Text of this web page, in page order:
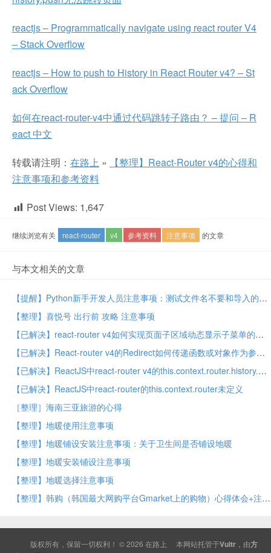
reactjs – Programmatically navigate using react router V4
– Stack Overflow
reactjs – How to push to History in React Router v4? – St
ack Overflow
如何在react-router-v4中通过代码跳转子路由？ – 提问 – R
eact 中文
转载请注明： 在路上 »
【整理】React-Router v4的心得和
注意事项和参考资料
Post Views: 1,647
继续浏览有关 react-router v4 参考资料 注意事项 的文章
与本文相关的文章
【提醒】Python新手开发人员注意事项：测试文件名不要和导入的库同名
【整理】喜悦号 出行前 攻略 注意事项
【已解决】react-router v4如何实现页面子区域动态显示子菜单的内容
【已解决】React-router v4的Redirect如何传递函数或对象作为参数
【已解决】ReactJS中react-router v4的this.context.router.history.push无法跳转页面
【已解决】ReactJS中react-router的this.context.router未定义
［整理］海南三亚旅游的心得
【整理】地暖使用注意事项
【整理】地暖铺设安装注意事项：关于卫生间是否铺设地暖
【整理】地暖安装铺设注意事项
【整理】地暖选择注意事项
【整理】韩购（韩国最大网购平台Gmarket上的购物）心得体会+注意事项
版权所有，保留一切权利！ © 2026 在路上 本网站托管于Vultr ，由方